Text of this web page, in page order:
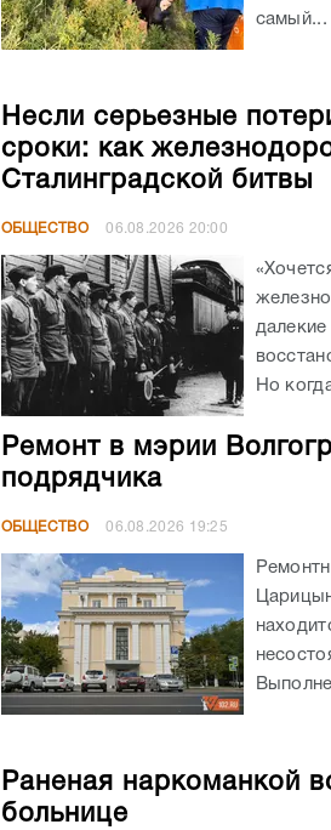
самый...
Несли серьезные
сроки: как
Сталинградской битвы
ОБЩЕСТВО 06.08.2026 20:00
Но
Ремонт в мэрии
подрядчика
ОБЩЕСТВО 06.08.2026 19:25
Раненая наркоманкой
больнице